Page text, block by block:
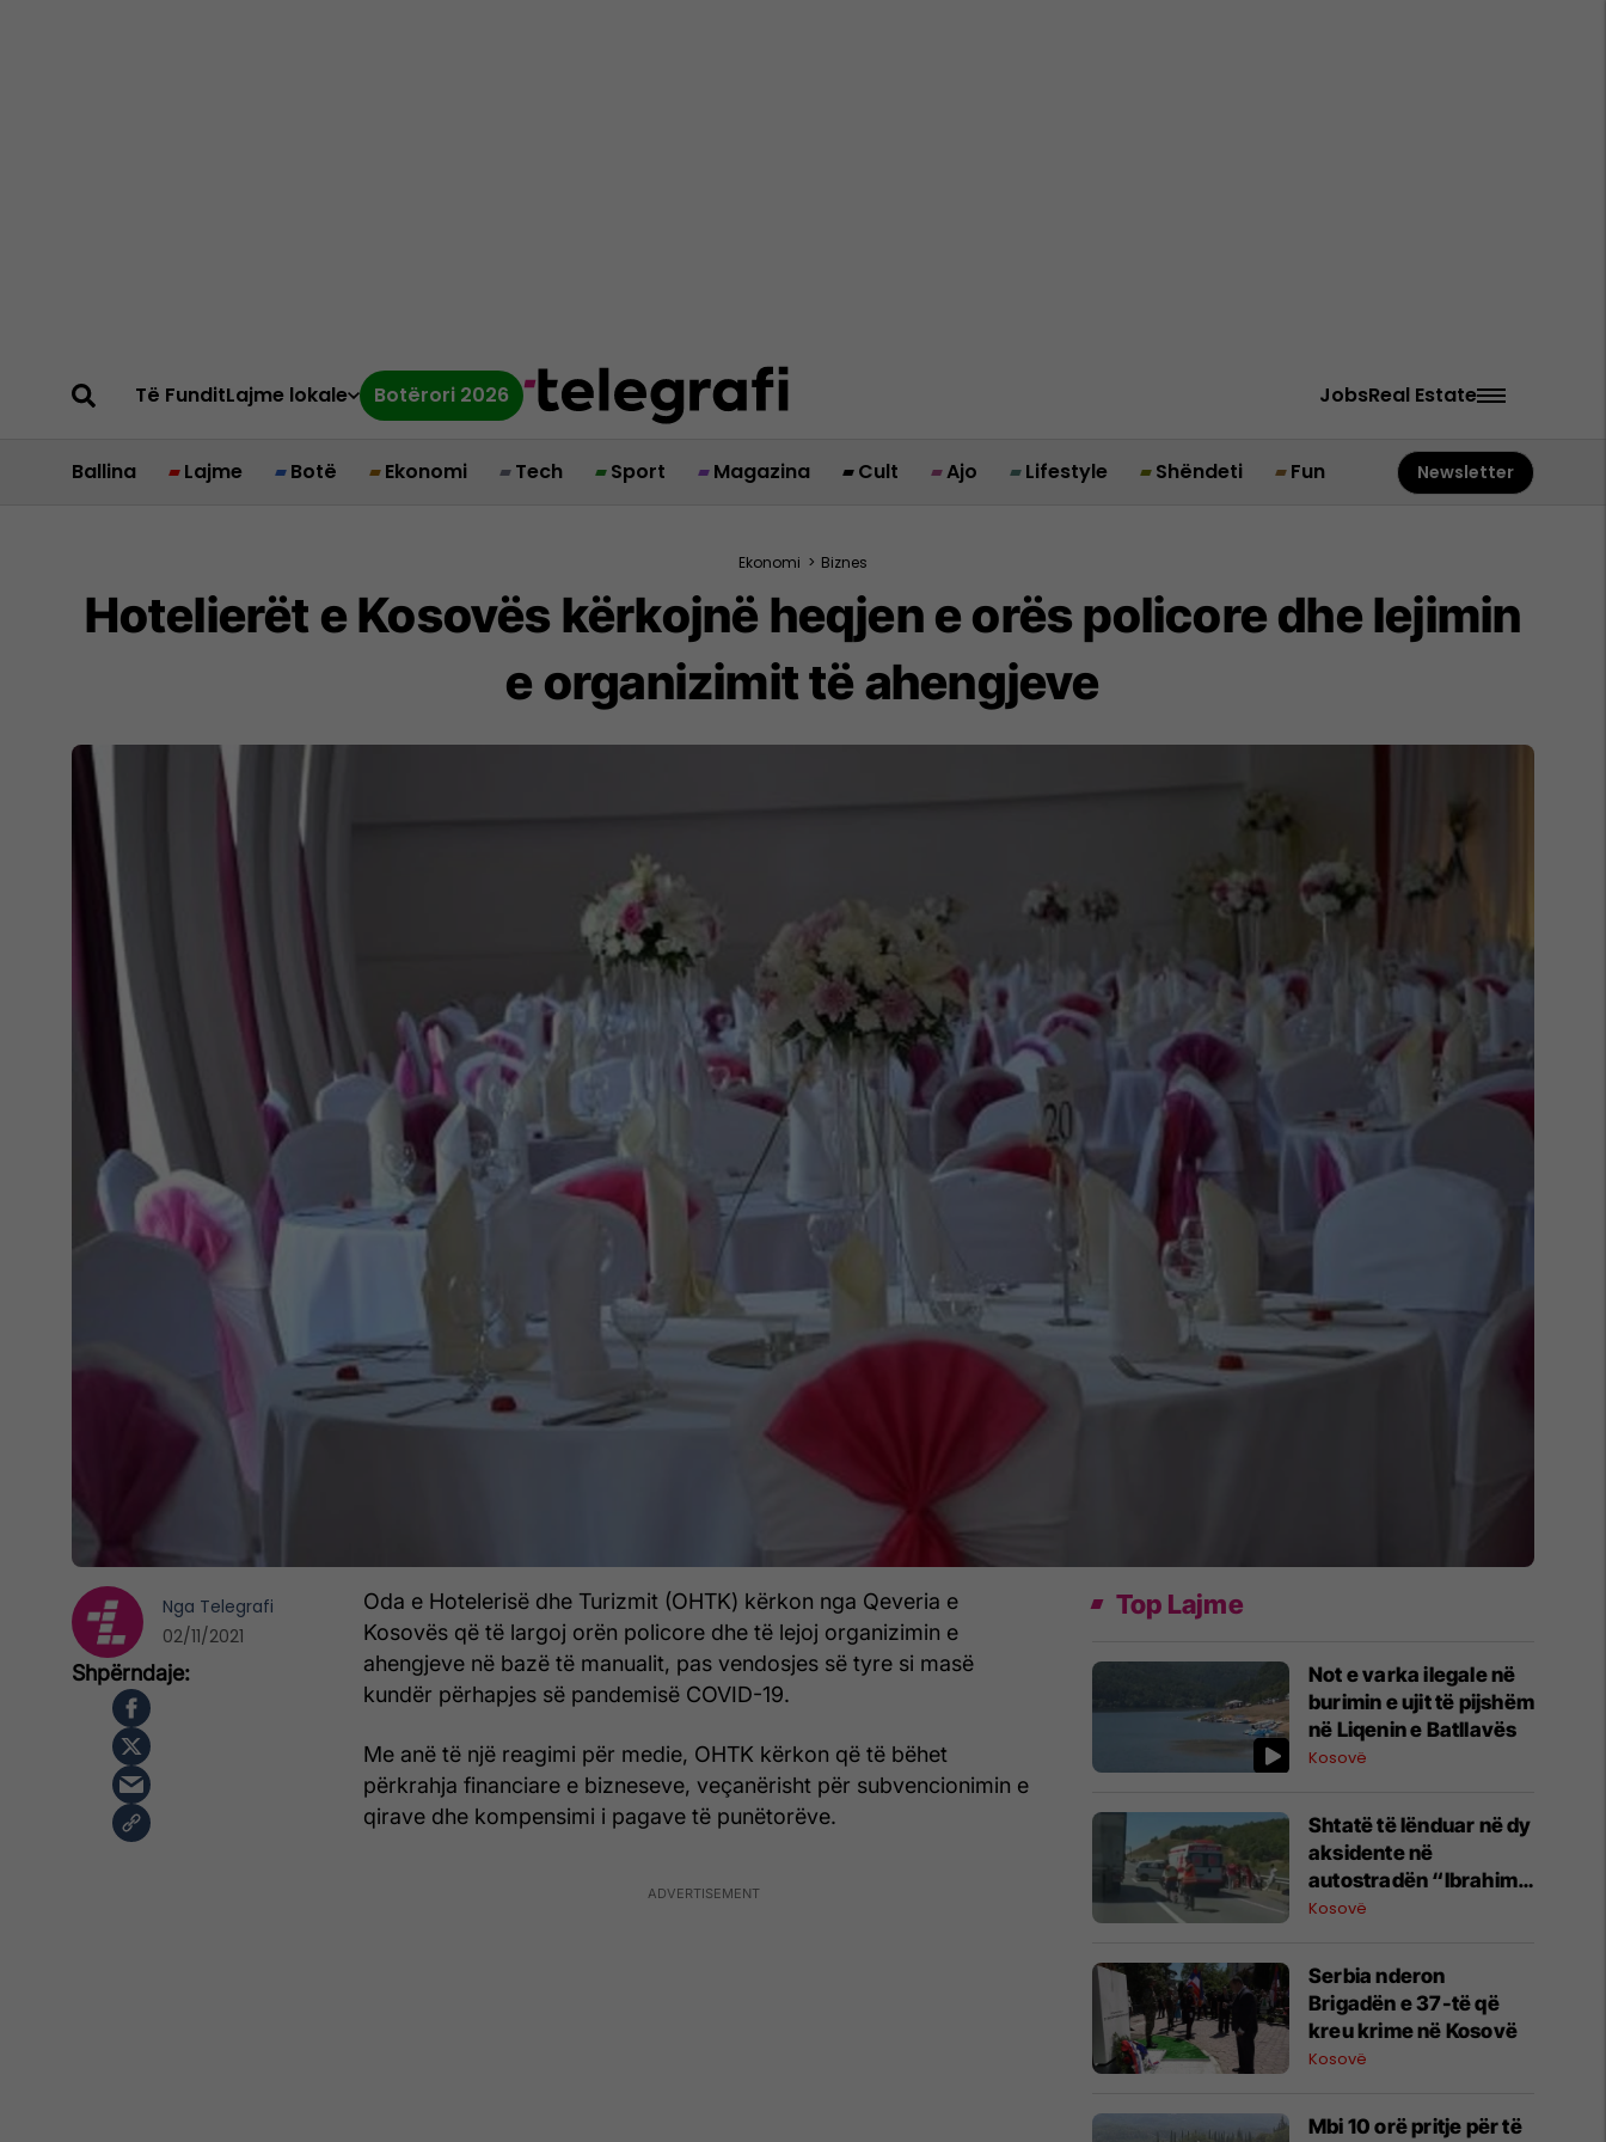
Të FunditLajme lokale Botërori 2026 JobsReal Estate
Ballina Lajme Botë Ekonomi Tech Sport Magazina Cult Ajo Lifestyle Shëndeti Fun Newsletter
Ekonomi > Biznes
Hotelierët e Kosovës kërkojnë heqjen e orës policore dhe lejimin
e organizimit të ahengjeve
Oda e Hotelerisë dhe Turizmit (OHTK) kërkon nga Qeveria e
Kosovës që të largoj orën policore dhe të lejoj organizimin e
ahengjeve në bazë të manualit, pas vendosjes së tyre si masë
kundër përhapjes së pandemisë COVID-19.
Me anë të një reagimi për medie, OHTK kërkon që të bëhet
përkrahja financiare e bizneseve, veçanërisht për subvencionimin e
qirave dhe kompensimi i pagave të punëtorëve.
Nga Telegrafi
02/11/2021
Top Lajme
Not e varka ilegale në
burimin e ujit të pijshëm
në Liqenin e Batllavës
Kosovë
Shtatë të lënduar në dy
aksidente në
autostradën “Ibrahim
Rugova”
Kosovë
​Serbia nderon
Brigadën e 37-të që
kreu krime në Kosovë
Kosovë
Mbi 10 orë pritje për të